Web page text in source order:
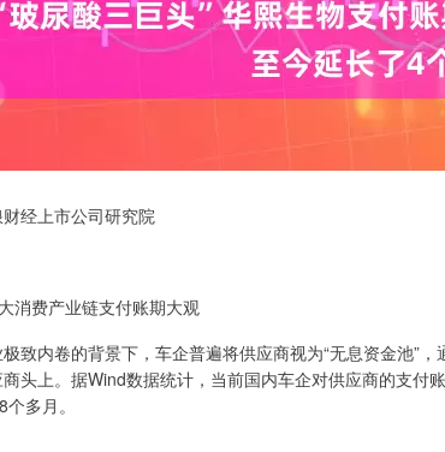
经上市公司研究院
费产业链支付账期大观
内卷的背景下，车企普遍将供应商视为“无息资金池”，
头上。据Wind数据统计，当前国内车企对供应商的支付
多月。